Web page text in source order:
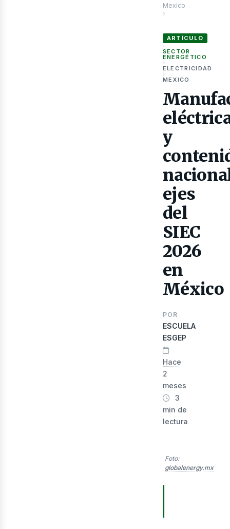
Mexico
›
ARTÍCULO
›
SECTOR
ENERGÉTICO
›
ELECTRICIDAD
›
MEXICO
y
ejes
del
SIEC
2026
en
México
POR
ESCUELA
ESGEP
Hace
2
meses
3
min de
lectura
Foto:
globalenergy.mx